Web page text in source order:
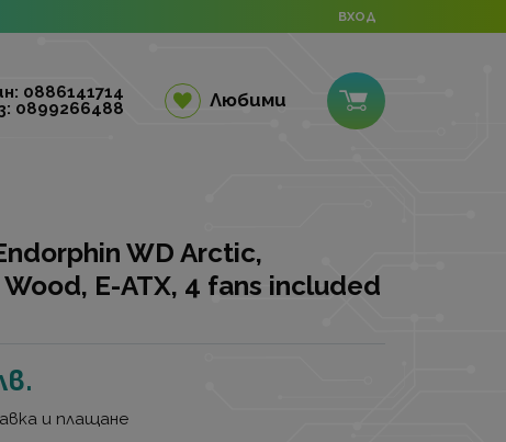
ВХОД
0886141714
0899266488
Любими
WD Arctic,
E-ATX, 4 fans included
и плащане